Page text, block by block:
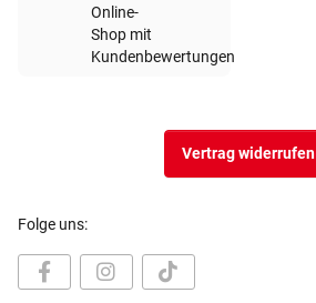
Vertrag widerrufen
Folge uns: